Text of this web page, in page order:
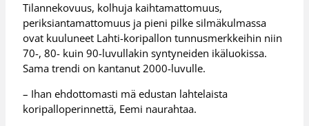
Tilannekovuus, kolhuja kaihtamattomuus,
periksiantamattomuus ja pieni pilke silmäkulmassa
ovat kuuluneet Lahti-koripallon tunnusmerkkeihin niin
70-, 80- kuin 90-luvullakin syntyneiden ikäluokissa.
Sama trendi on kantanut 2000-luvulle.
– Ihan ehdottomasti mä edustan lahtelaista
koripalloperinnettä, Eemi naurahtaa.